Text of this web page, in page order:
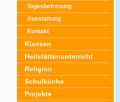
Tagesbetreuung
Ausstattung
Kontakt
Klassen
Heilstättenunterricht
Religion
Schulküche
Projekte